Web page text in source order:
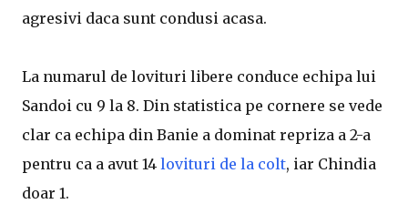
agresivi daca sunt condusi acasa.
La numarul de lovituri libere conduce echipa lui
Sandoi cu 9 la 8. Din statistica pe cornere se vede
clar ca echipa din Banie a dominat repriza a 2-a
pentru ca a avut 14 lovituri de la colt, iar Chindia
doar 1.